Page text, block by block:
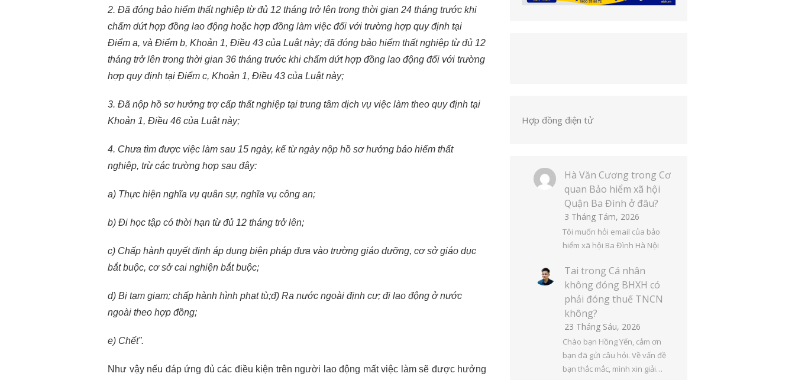
2. Đã đóng bảo hiểm thất nghiệp từ đủ 12 tháng trở lên trong thời gian 24 tháng trước khi
chấm dứt hợp đồng lao động hoặc hợp đồng làm việc đối với trường hợp quy định tại
Điểm a, và Điểm b, Khoản 1, Điều 43 của Luật này; đã đóng bảo hiểm thất nghiệp từ đủ 12
tháng trở lên trong thời gian 36 tháng trước khi chấm dứt hợp đồng lao động đối với trường
hợp quy định tại Điểm c, Khoản 1, Điều 43 của Luật này;
3. Đã nộp hồ sơ hưởng trợ cấp thất nghiệp tại trung tâm dịch vụ việc làm theo quy định tại
Khoản 1, Điều 46 của Luật này;
4. Chưa tìm được việc làm sau 15 ngày, kể từ ngày nộp hồ sơ hưởng bảo hiểm thất
nghiệp, trừ các trường hợp sau đây:
a) Thực hiện nghĩa vụ quân sự, nghĩa vụ công an;
b) Đi học tập có thời hạn từ đủ 12 tháng trở lên;
c) Chấp hành quyết định áp dụng biện pháp đưa vào trường giáo dưỡng, cơ sở giáo dục
bắt buộc, cơ sở cai nghiện bắt buộc;
d) Bị tạm giam; chấp hành hình phạt tù;đ) Ra nước ngoài định cư; đi lao động ở nước
ngoài theo hợp đồng;
e) Chết”.
Như vậy nếu đáp ứng đủ các điều kiện trên người lao động mất việc làm sẽ được hưởng
Hợp đồng điện tử
Hà Văn Cương trong Cơ
quan Bảo hiểm xã hội
Quận Ba Đình ở đâu?
3 Tháng Tám, 2026
Tôi muốn hỏi email của bảo
hiểm xã hội Ba Đình Hà Nội
Tai trong Cá nhân
không đóng BHXH có
phải đóng thuế TNCN
không?
23 Tháng Sáu, 2026
Chào bạn Hồng Yến, cảm ơn
bạn đã gửi câu hỏi. Về vấn đề
bạn thắc mắc, mình xin giải…